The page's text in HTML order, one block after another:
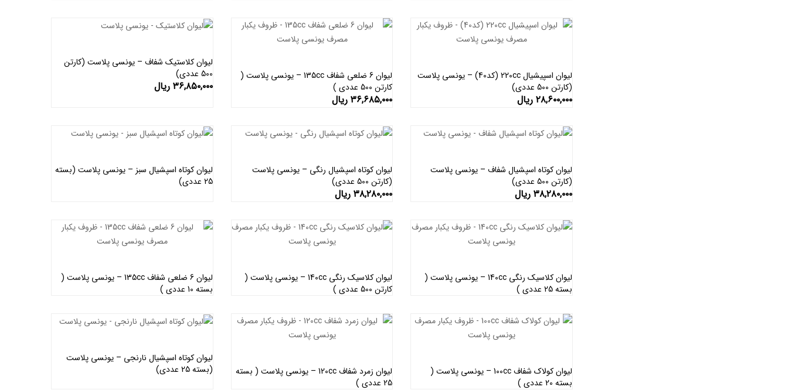
اطلاعات بیشتر
لیوان اسپیشیال 220cc (کد40) – یونسی پلاست
(کارتن 500 عددی)
۲۸,۶۰۰,۰۰۰ ریال
اطلاعات بیشتر
لیوان 6 ضلعی شفاف 135cc – یونسی پلاست (
کارتن 500 عددی )
۳۶,۶۸۵,۰۰۰ ریال
لیوان کلاستیک شفاف – یونسی پلاست (کارتن
500 عددی)
۳۶,۸۵۰,۰۰۰ ریال
اطلاعات بیشتر
لیوان کوتاه اسپشیال شفاف – یونسی پلاست
(کارتن 500 عددی)
۳۸,۲۸۰,۰۰۰ ریال
اطلاعات بیشتر
لیوان کوتاه اسپشیال رنگی – یونسی پلاست
(کارتن 500 عددی)
۳۸,۲۸۰,۰۰۰ ریال
لیوان کوتاه اسپشیال سبز – یونسی پلاست (بسته
25 عددی)
لیوان کلاسیک رنگی 140cc – یونسی پلاست (
بسته 25 عددی )
اطلاعات بیشتر
لیوان کلاسیک رنگی 140cc – یونسی پلاست (
کارتن 500 عددی )
لیوان 6 ضلعی شفاف 135cc – یونسی پلاست (
بسته 10 عددی )
لیوان کولاک شفاف 100cc – یونسی پلاست (
بسته 20 عددی )
لیوان زمرد شفاف 120cc – یونسی پلاست ( بسته
25 عددی )
لیوان کوتاه اسپشیال نارنجی – یونسی پلاست
(بسته 25 عددی)